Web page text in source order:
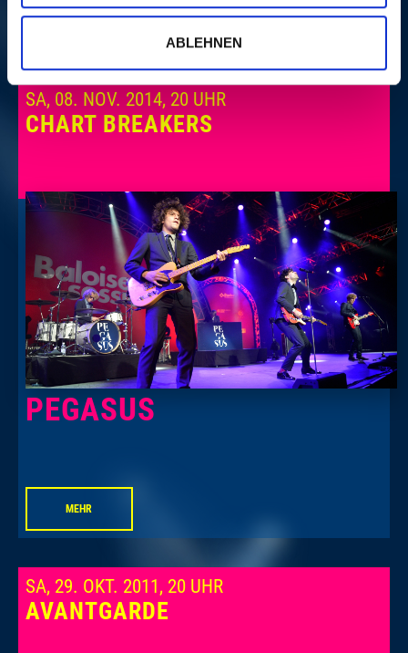
ABLEHNEN
MEHR
SA, 08. NOV. 2014, 20 UHR
CHART BREAKERS
PEGASUS
MEHR
SA, 29. OKT. 2011, 20 UHR
AVANTGARDE